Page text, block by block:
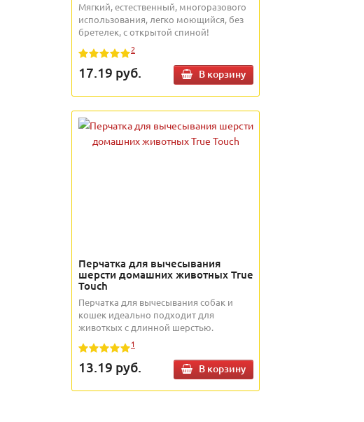
Мягкий, естественный, многоразового
использования, легко моющийся, без
бретелек, с открытой спиной!
2
17.19 руб. В корзину
Перчатка для вычесывания
шерсти домашних животных True
Touch
Перчатка для вычесывания собак и
кошек идеально подходит для
животкых с длинной шерстью.
1
13.19 руб. В корзину